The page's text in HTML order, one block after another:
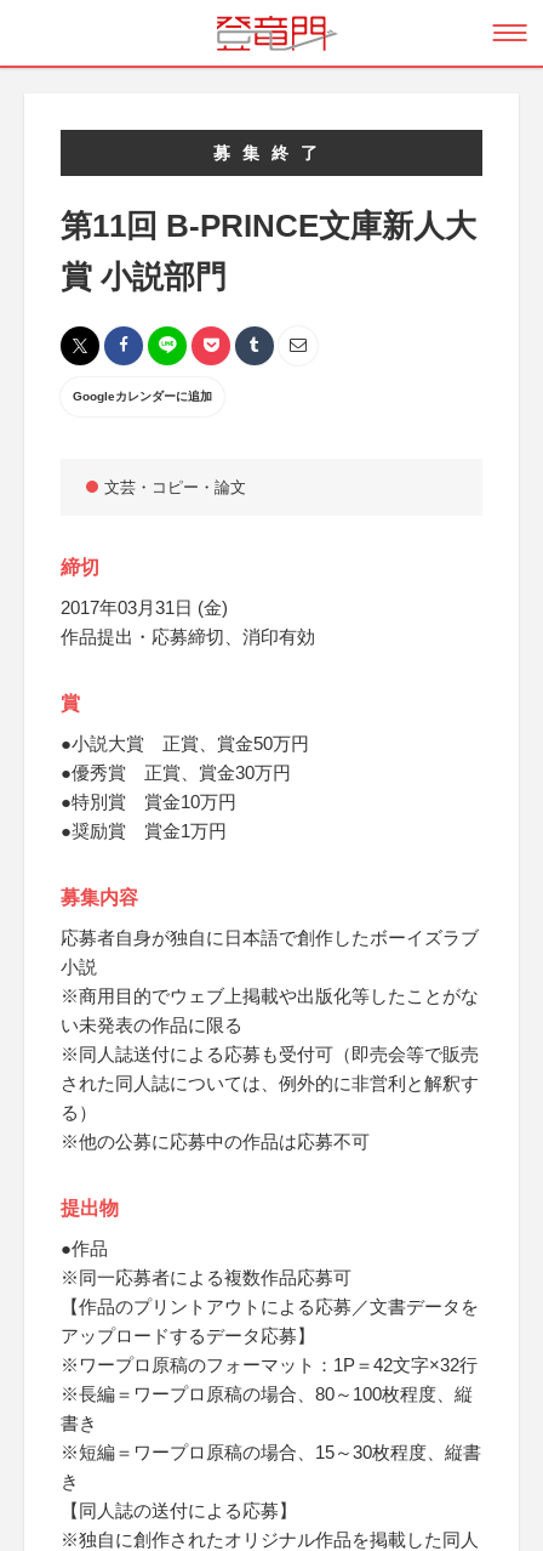
募集終了
第11回 B-PRINCE文庫新人大
賞 小説部門
Googleカレンダーに追加
文芸・コピー・論文
締切
2017年03月31日 (金)
作品提出・応募締切、消印有効
賞
●小説大賞 正賞、賞金50万円
●優秀賞 正賞、賞金30万円
●特別賞 賞金10万円
●奨励賞 賞金1万円
募集内容
応募者自身が独自に日本語で創作したボーイズラブ
小説
※商用目的でウェブ上掲載や出版化等したことがな
い未発表の作品に限る
※同人誌送付による応募も受付可（即売会等で販売
された同人誌については、例外的に非営利と解釈す
る）
※他の公募に応募中の作品は応募不可
提出物
●作品
※同一応募者による複数作品応募可
【作品のプリントアウトによる応募／文書データを
アップロードするデータ応募】
※ワープロ原稿のフォーマット：1P＝42文字×32行
※長編＝ワープロ原稿の場合、80～100枚程度、縦
書き
※短編＝ワープロ原稿の場合、15～30枚程度、縦書
き
【同人誌の送付による応募】
※独自に創作されたオリジナル作品を掲載した同人